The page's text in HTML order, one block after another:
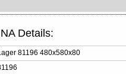
Details:
81196 480x580x80